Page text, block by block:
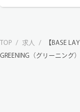
TOP / 求人 /
【BASE
GREENING（グリーニング